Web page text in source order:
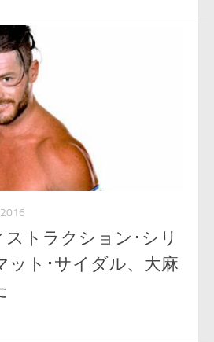
トラクション･シリ
ット･サイダル、大麻